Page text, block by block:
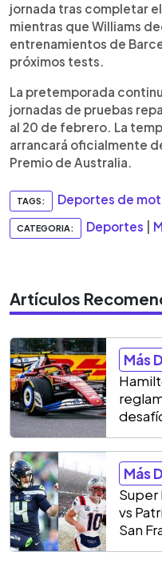
jornada tras completar
mientras que Williams
entrenamientos de
próximos tests.
La pretemporada
jornadas de pruebas
al 20 de febrero. La
arrancará oficialmente
Premio de Australia.
TAGS: Deportes de
CATEGORIA: Deportes
Artículos
Más
Más
Super
vs
San